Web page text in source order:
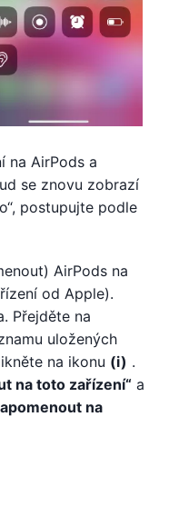
na AirPods a
se znovu zobrazí
postupujte podle
AirPods na
od Apple).
Přejděte na
uložených
na ikonu (i) .
na toto zařízení“ a
na